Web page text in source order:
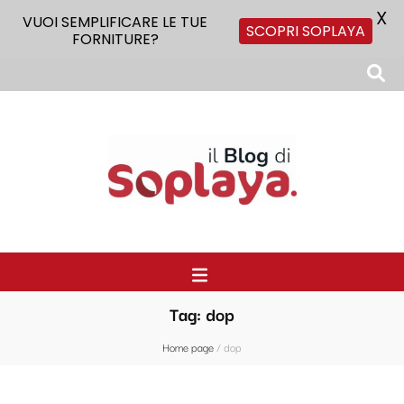
Tag: dop
Home page/dop
VUOI SEMPLIFICARE LE TUE
FORNITURE?
SCOPRI SOPLAYA X